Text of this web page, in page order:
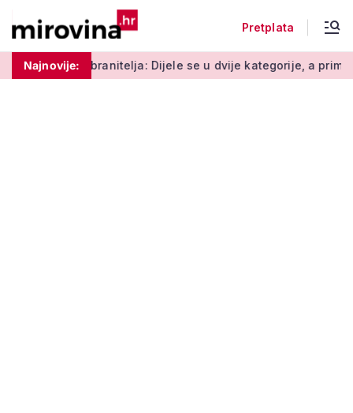
Pretplata
Najnovije:
Dijele se u dvije kategorije, a prima ih oko 140.000